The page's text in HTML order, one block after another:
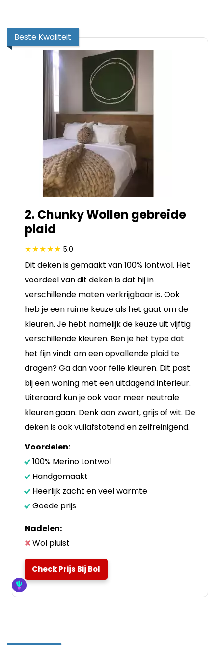
Beste Kwaliteit
2. Chunky Wollen gebreide
plaid
5.0
Dit deken is gemaakt van 100% lontwol. Het
voordeel van dit deken is dat hij in
verschillende maten verkrijgbaar is. Ook
heb je een ruime keuze als het gaat om de
kleuren. Je hebt namelijk de keuze uit vijftig
verschillende kleuren. Ben je het type dat
het fijn vindt om een opvallende plaid te
dragen? Ga dan voor felle kleuren. Dit past
bij een woning met een uitdagend interieur.
Uiteraard kun je ook voor meer neutrale
kleuren gaan. Denk aan zwart, grijs of wit. De
deken is ook vuilafstotend en zelfreinigend.
Voordelen:
100% Merino Lontwol
Handgemaakt
Heerlijk zacht en veel warmte
Goede prijs
Nadelen:
Wol pluist
Check Prijs Bij Bol